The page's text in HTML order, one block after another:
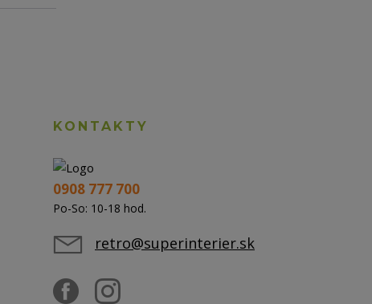
KONTAKTY
0908 777 700
Po-So: 10-18 hod.
retro@superinterier.sk